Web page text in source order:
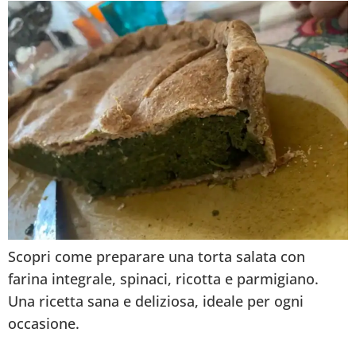
Scopri come preparare una torta salata con
farina integrale, spinaci, ricotta e parmigiano.
Una ricetta sana e deliziosa, ideale per ogni
occasione.